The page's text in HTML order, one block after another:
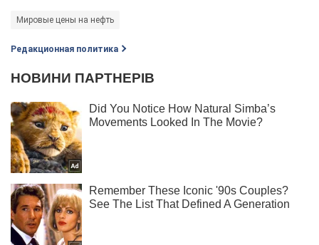
Мировые цены на нефть
Редакционная политика